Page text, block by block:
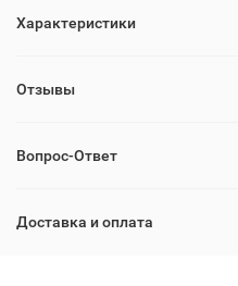
Характеристики
Отзывы
Вопрос-Ответ
Доставка и оплата